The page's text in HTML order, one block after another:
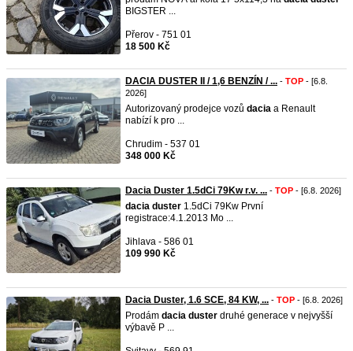
BIGSTER ...
Přerov - 751 01
18 500 Kč
DACIA DUSTER II / 1,6 BENZÍN / ... - TOP - [6.8.
2026]
Autorizovaný prodejce vozů dacia a Renault
nabízí k pro ...
Chrudim - 537 01
348 000 Kč
Dacia Duster 1.5dCi 79Kw r.v. ... - TOP - [6.8. 2026]
dacia duster 1.5dCi 79Kw První
registrace:4.1.2013 Mo ...
Jihlava - 586 01
109 990 Kč
Dacia Duster, 1.6 SCE, 84 KW, ... - TOP - [6.8. 2026]
Prodám dacia duster druhé generace v nejvyšší
výbavě P ...